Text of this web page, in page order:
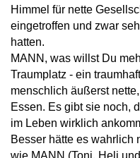
Himmel für nette
eingetroffen und zwar
hatten.
MANN, was willst Du
Traumplatz - ein
menschlich äußerst
Essen. Es gibt sie noch,
im Leben wirklich
Besser hätte es wahrlich
wie MANN (Toni, Heli